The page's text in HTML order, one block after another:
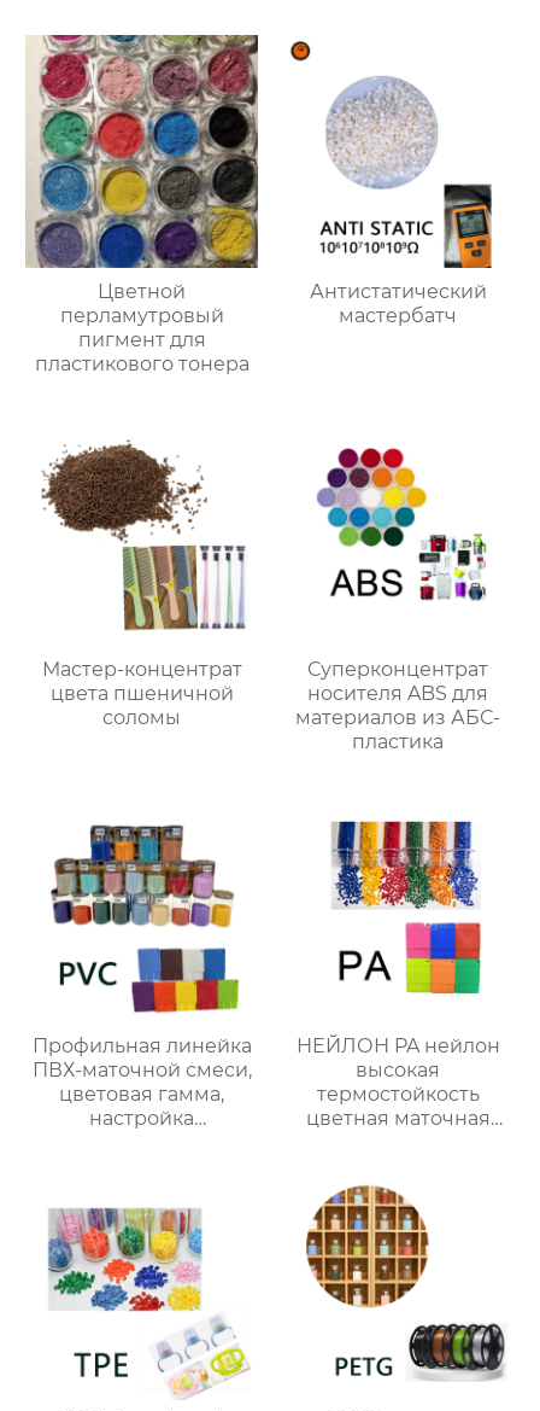
Цветной
перламутровый
пигмент для
пластикового тонера
Антистатический
мастербатч
Мастер-концентрат
цвета пшеничной
соломы
Суперконцентрат
носителя ABS для
материалов из АБС-
пластика
Профильная линейка
ПВХ-маточной смеси,
цветовая гамма,
настройка
НЕЙЛОН PA нейлон
высокая
термостойкость
цветная маточная